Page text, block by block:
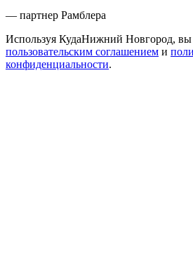
— партнер Рамблера
Используя КудаНижний Новгород, вы
пользовательским соглашением и
конфиденциальности.